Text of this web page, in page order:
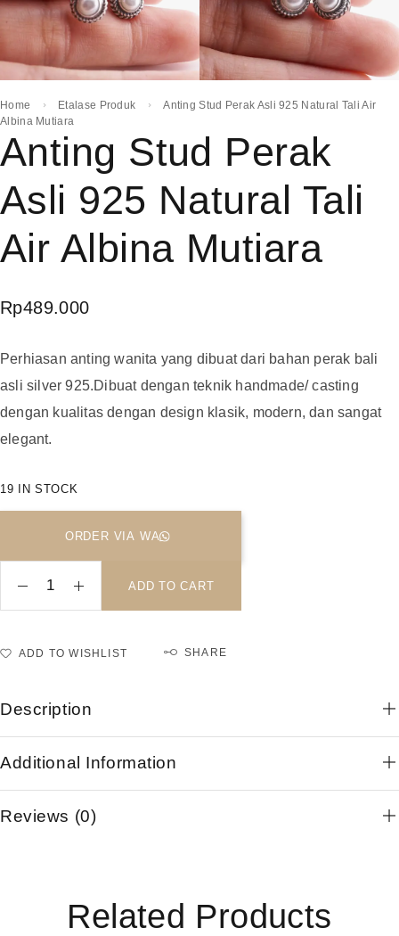
Home Etalase Produk
Anting Stud Perak Asli 925 Natural Tali Air
Albina Mutiara
Anting Stud Perak
Asli 925 Natural Tali
Air Albina Mutiara
Rp489.000
Perhiasan anting wanita yang dibuat dari bahan perak bali
asli silver 925.Dibuat dengan teknik handmade/ casting
dengan kualitas dengan design klasik, modern, dan sangat
elegant.
19 IN STOCK
ORDER VIA WA
ADD TO CART
ADD TO WISHLIST SHARE
Description
Additional Information
Reviews (0)
Related Products